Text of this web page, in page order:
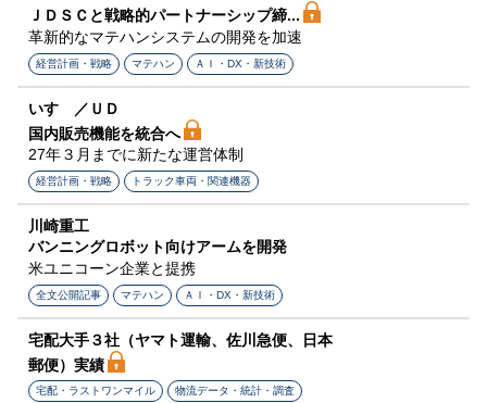
ＪＤＳＣと戦略的パートナーシップ締...
革新的なマテハンシステムの開発を加速
経営計画・戦略 マテハン ＡＩ・DX・新技術
いすゞ／ＵＤ
国内販売機能を統合へ
27年３月までに新たな運営体制
経営計画・戦略 トラック車両・関連機器
川崎重工
バンニングロボット向けアームを開発
米ユニコーン企業と提携
全文公開記事 マテハン ＡＩ・DX・新技術
宅配大手３社（ヤマト運輸、佐川急便、日本
郵便）実績
宅配・ラストワンマイル 物流データ・統計・調査